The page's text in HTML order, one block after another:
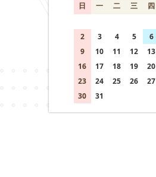
日 一 二 三 四
2
3 4 5 6
9
10 11 12 13
16
17 18 19 20
23
24 25 26 27
30
31